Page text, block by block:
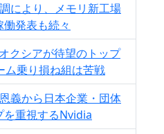
により、メモリ新工場
発表も続々
クシアが待望のトップ
ム乗り損ね組は苦戦
義から日本企業・団体
を重視するNvidia